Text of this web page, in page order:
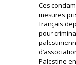
Ces
mesures
français
pour
Palestine